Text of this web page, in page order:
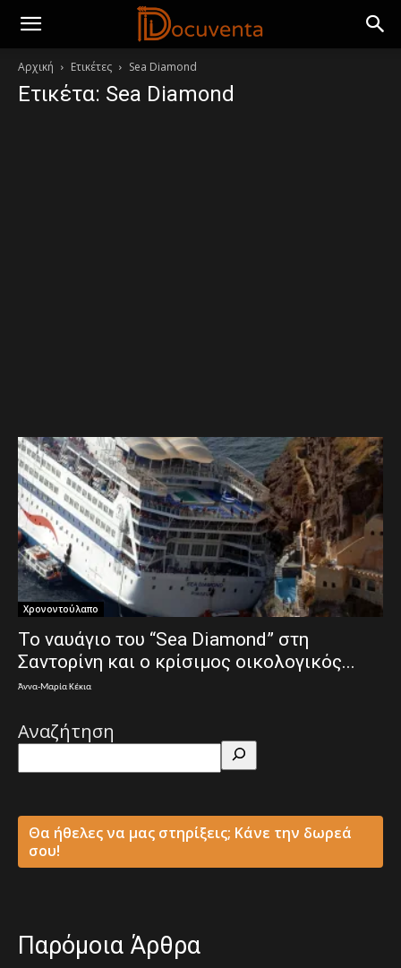
Αρχική Ετικέτες Sea Diamond
Ετικέτα: Sea Diamond
Χρονοντούλαπο
Το ναυάγιο του “Sea Diamond” στη
Σαντορίνη και ο κρίσιμος οικολογικός...
Άννα-Μαρία Κέκια
Αναζήτηση
Θα ήθελες να μας στηρίξεις; Κάνε την δωρεά
σου!
Παρόμοια Άρθρα